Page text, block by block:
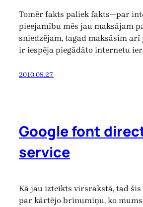
Tomēr fakts paliek fakts—par
pieejamību mēs jau maksājam
sniedzējam, tagad maksāsim arī
ir iespēja piegādāto internetu
2010.08.27.
Google font
service
Kā jau izteikts virsrakstā, tad šis
par kārtējo brīnumiņu, ko